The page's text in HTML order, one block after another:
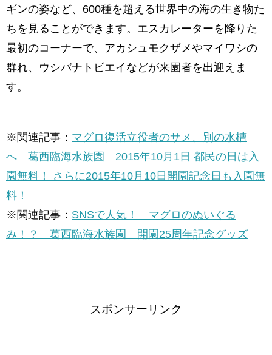
ギンの姿など、600種を超える世界中の海の生き物た
ちを見ることができます。エスカレーターを降りた
最初のコーナーで、アカシュモクザメやマイワシの
群れ、ウシバナトビエイなどが来園者を出迎えま
す。
※関連記事： マグロ復活立役者のサメ、別の水槽
へ 葛西臨海水族園 2015年10月1日 都民の日は入
園無料！ さらに2015年10月10日開園記念日も入園無
料！
※関連記事： SNSで人気！ マグロのぬいぐる
み！？ 葛西臨海水族園 開園25周年記念グッズ
スポンサーリンク